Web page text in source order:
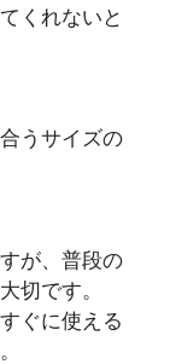
くれないと
うサイズの
が、普段の
切です。
ぐに使える